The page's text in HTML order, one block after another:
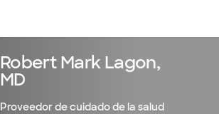
Robert Mark Lagon,
MD
Proveedor de cuidado de la salud